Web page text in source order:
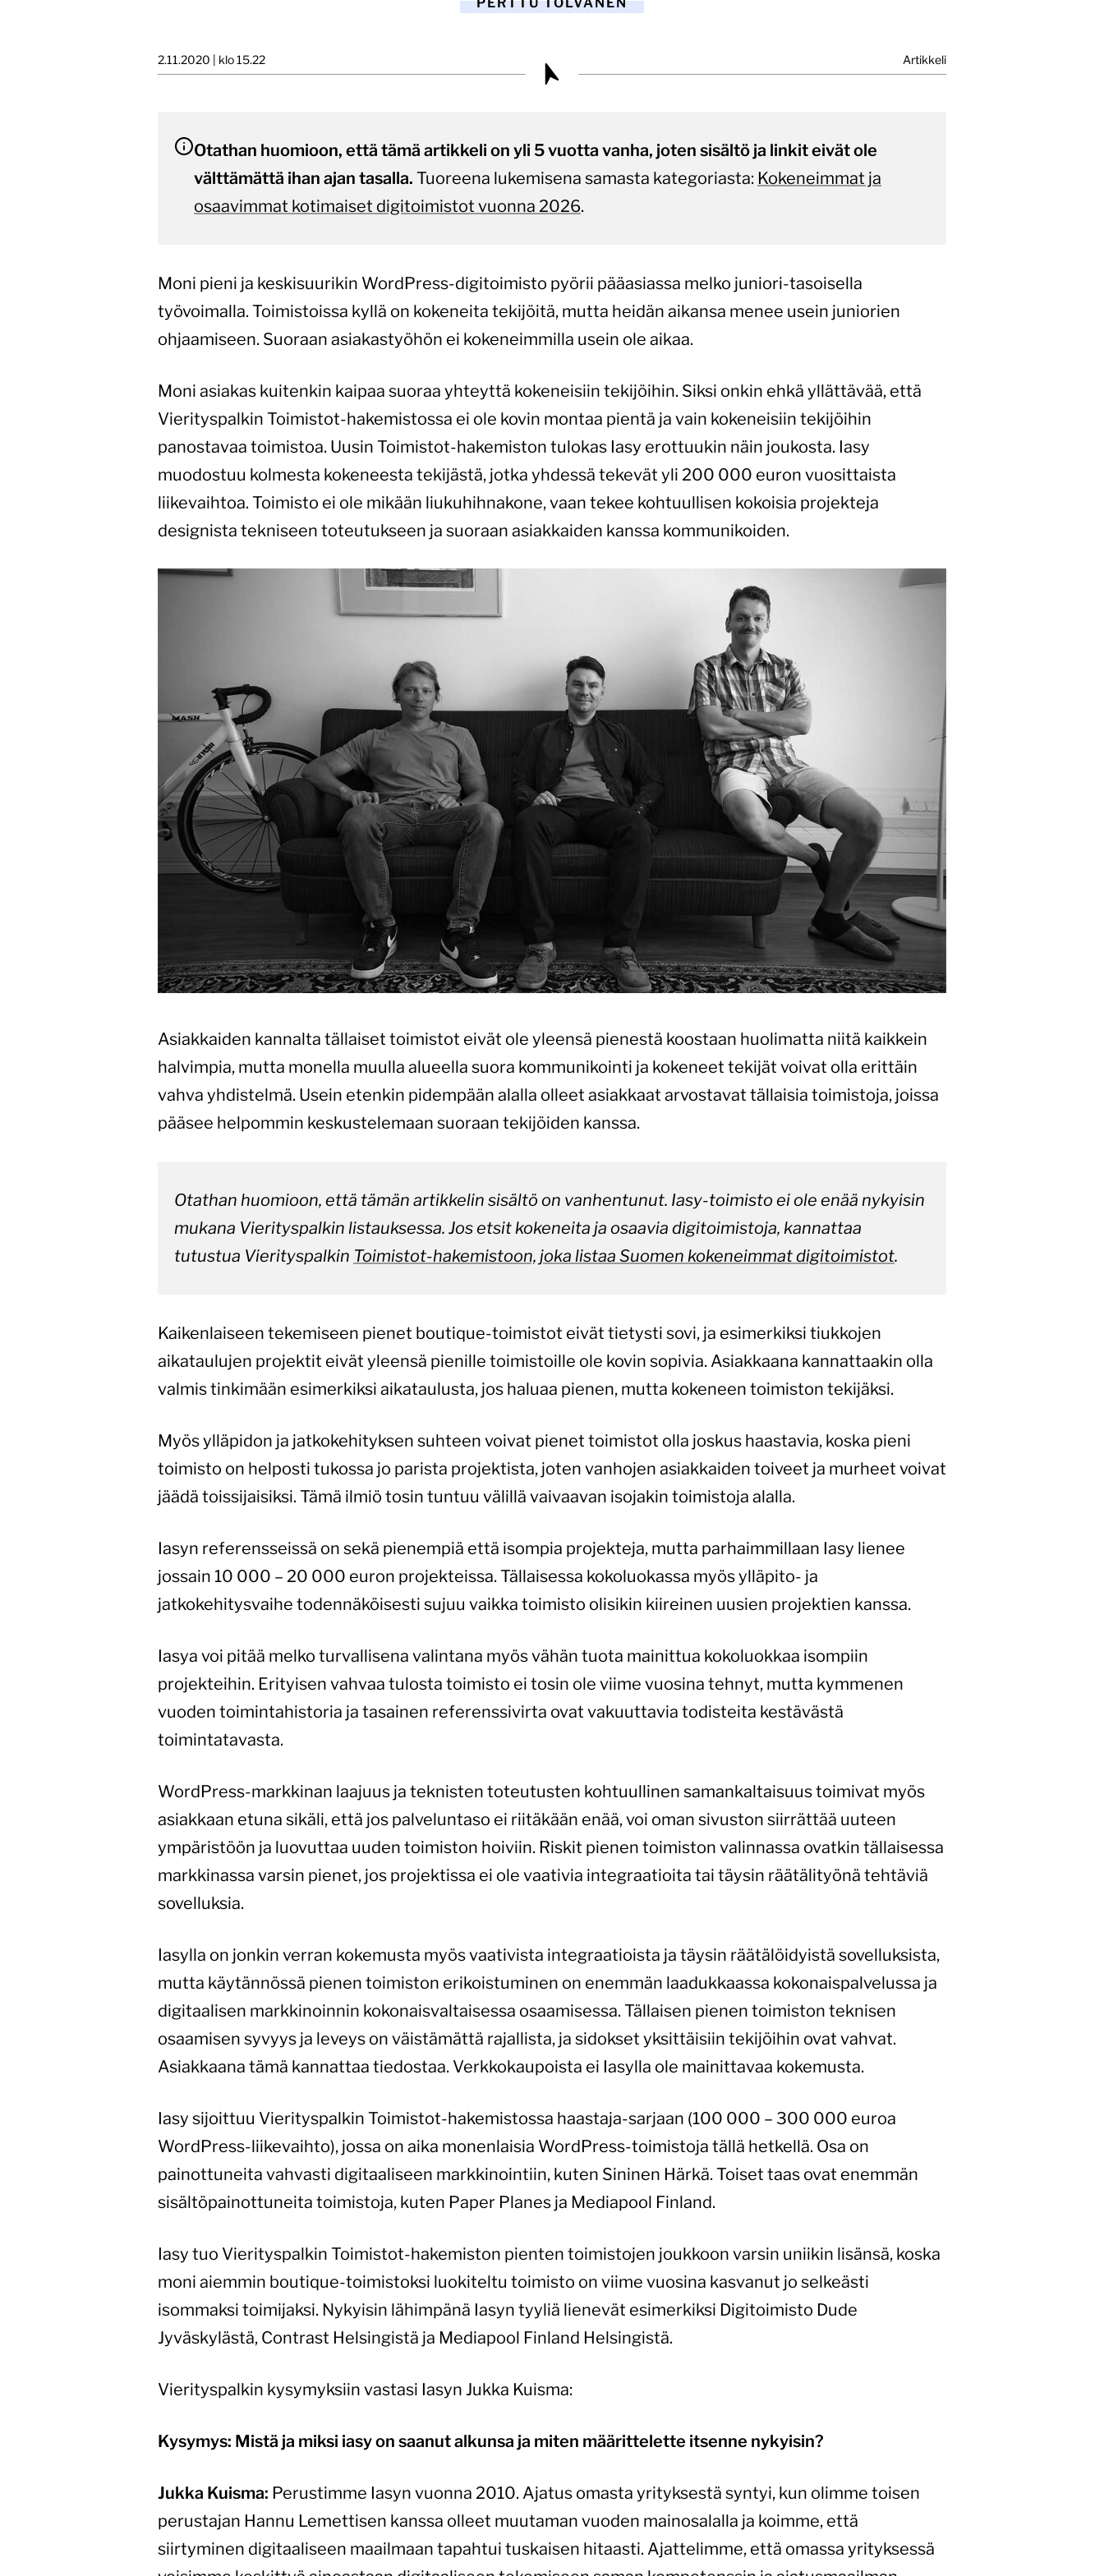
2.11.2020 | klo 15.22 Artikkeli
Otathan huomioon, että tämä artikkeli on yli 5 vuotta vanha, joten sisältö ja linkit eivät ole
välttämättä ihan ajan tasalla. Tuoreena lukemisena samasta kategoriasta: Kokeneimmat ja
osaavimmat kotimaiset digitoimistot vuonna 2026.
Moni pieni ja keskisuurikin WordPress-digitoimisto pyörii pääasiassa melko juniori-tasoisella
työvoimalla. Toimistoissa kyllä on kokeneita tekijöitä, mutta heidän aikansa menee usein juniorien
ohjaamiseen. Suoraan asiakastyöhön ei kokeneimmilla usein ole aikaa.
Moni asiakas kuitenkin kaipaa suoraa yhteyttä kokeneisiin tekijöihin. Siksi onkin ehkä yllättävää, että
Vierityspalkin Toimistot-hakemistossa ei ole kovin montaa pientä ja vain kokeneisiin tekijöihin
panostavaa toimistoa. Uusin Toimistot-hakemiston tulokas Iasy erottuukin näin joukosta. Iasy
muodostuu kolmesta kokeneesta tekijästä, jotka yhdessä tekevät yli 200 000 euron vuosittaista
liikevaihtoa. Toimisto ei ole mikään liukuhihnakone, vaan tekee kohtuullisen kokoisia projekteja
designista tekniseen toteutukseen ja suoraan asiakkaiden kanssa kommunikoiden.
Asiakkaiden kannalta tällaiset toimistot eivät ole yleensä pienestä koostaan huolimatta niitä kaikkein
halvimpia, mutta monella muulla alueella suora kommunikointi ja kokeneet tekijät voivat olla erittäin
vahva yhdistelmä. Usein etenkin pidempään alalla olleet asiakkaat arvostavat tällaisia toimistoja, joissa
pääsee helpommin keskustelemaan suoraan tekijöiden kanssa.
Otathan huomioon, että tämän artikkelin sisältö on vanhentunut. Iasy-toimisto ei ole enää nykyisin
mukana Vierityspalkin listauksessa. Jos etsit kokeneita ja osaavia digitoimistoja, kannattaa
tutustua Vierityspalkin Toimistot-hakemistoon, joka listaa Suomen kokeneimmat digitoimistot.
Kaikenlaiseen tekemiseen pienet boutique-toimistot eivät tietysti sovi, ja esimerkiksi tiukkojen
aikataulujen projektit eivät yleensä pienille toimistoille ole kovin sopivia. Asiakkaana kannattaakin olla
valmis tinkimään esimerkiksi aikataulusta, jos haluaa pienen, mutta kokeneen toimiston tekijäksi.
Myös ylläpidon ja jatkokehityksen suhteen voivat pienet toimistot olla joskus haastavia, koska pieni
toimisto on helposti tukossa jo parista projektista, joten vanhojen asiakkaiden toiveet ja murheet voivat
jäädä toissijaisiksi. Tämä ilmiö tosin tuntuu välillä vaivaavan isojakin toimistoja alalla.
Iasyn referensseissä on sekä pienempiä että isompia projekteja, mutta parhaimmillaan Iasy lienee
jossain 10 000 – 20 000 euron projekteissa. Tällaisessa kokoluokassa myös ylläpito- ja
jatkokehitysvaihe todennäköisesti sujuu vaikka toimisto olisikin kiireinen uusien projektien kanssa.
Iasya voi pitää melko turvallisena valintana myös vähän tuota mainittua kokoluokkaa isompiin
projekteihin. Erityisen vahvaa tulosta toimisto ei tosin ole viime vuosina tehnyt, mutta kymmenen
vuoden toimintahistoria ja tasainen referenssivirta ovat vakuuttavia todisteita kestävästä
toimintatavasta.
WordPress-markkinan laajuus ja teknisten toteutusten kohtuullinen samankaltaisuus toimivat myös
asiakkaan etuna sikäli, että jos palveluntaso ei riitäkään enää, voi oman sivuston siirrättää uuteen
ympäristöön ja luovuttaa uuden toimiston hoiviin. Riskit pienen toimiston valinnassa ovatkin tällaisessa
markkinassa varsin pienet, jos projektissa ei ole vaativia integraatioita tai täysin räätälityönä tehtäviä
sovelluksia.
Iasylla on jonkin verran kokemusta myös vaativista integraatioista ja täysin räätälöidyistä sovelluksista,
mutta käytännössä pienen toimiston erikoistuminen on enemmän laadukkaassa kokonaispalvelussa ja
digitaalisen markkinoinnin kokonaisvaltaisessa osaamisessa. Tällaisen pienen toimiston teknisen
osaamisen syvyys ja leveys on väistämättä rajallista, ja sidokset yksittäisiin tekijöihin ovat vahvat.
Asiakkaana tämä kannattaa tiedostaa. Verkkokaupoista ei Iasylla ole mainittavaa kokemusta.
Iasy sijoittuu Vierityspalkin Toimistot-hakemistossa haastaja-sarjaan (100 000 – 300 000 euroa
WordPress-liikevaihto), jossa on aika monenlaisia WordPress-toimistoja tällä hetkellä. Osa on
painottuneita vahvasti digitaaliseen markkinointiin, kuten Sininen Härkä. Toiset taas ovat enemmän
sisältöpainottuneita toimistoja, kuten Paper Planes ja Mediapool Finland.
Iasy tuo Vierityspalkin Toimistot-hakemiston pienten toimistojen joukkoon varsin uniikin lisänsä, koska
moni aiemmin boutique-toimistoksi luokiteltu toimisto on viime vuosina kasvanut jo selkeästi
isommaksi toimijaksi. Nykyisin lähimpänä Iasyn tyyliä lienevät esimerkiksi Digitoimisto Dude
Jyväskylästä, Contrast Helsingistä ja Mediapool Finland Helsingistä.
Vierityspalkin kysymyksiin vastasi Iasyn Jukka Kuisma:
Kysymys: Mistä ja miksi iasy on saanut alkunsa ja miten määrittelette itsenne nykyisin?
Jukka Kuisma: Perustimme Iasyn vuonna 2010. Ajatus omasta yrityksestä syntyi, kun olimme toisen
perustajan Hannu Lemettisen kanssa olleet muutaman vuoden mainosalalla ja koimme, että
siirtyminen digitaaliseen maailmaan tapahtui tuskaisen hitaasti. Ajattelimme, että omassa yrityksessä